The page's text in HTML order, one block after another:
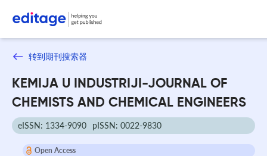
转到期刊搜索器
KEMIJA U INDUSTRIJI-JOURNAL OF
CHEMISTS AND CHEMICAL ENGINEERS
eISSN: 1334-9090 pISSN: 0022-9830
Open Access